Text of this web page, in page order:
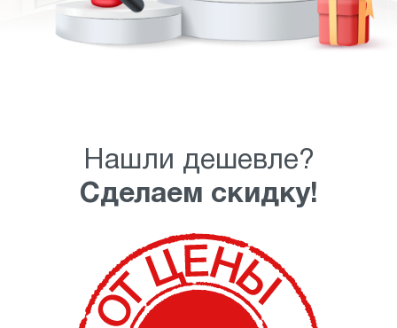
Нашли дешевле?
Сделаем скидку!